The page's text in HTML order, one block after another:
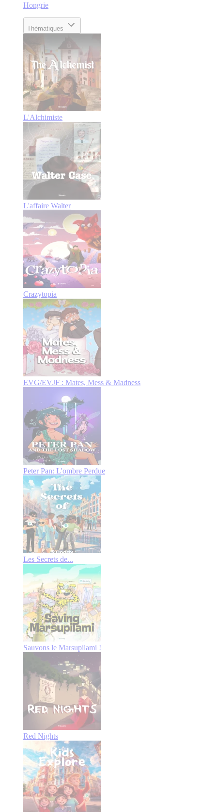
Hongrie
Thématiques
L'Alchimiste
L'affaire Walter
Crazytopia
EVG/EVJF : Mates, Mess & Madness
Peter Pan: L'ombre Perdue
Les Secrets de...
Sauvons le Marsupilami !
Red Nights